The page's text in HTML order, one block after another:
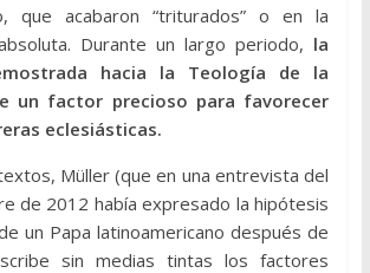
que acabaron “triturados” o en la
Durante un largo periodo, la
hacia la Teología de la
un factor precioso para favorecer
eclesiásticas.
Müller (que en una entrevista del
de 2012 había expresado la hipótesis
un Papa latinoamericano después de
sin medias tintas los factores